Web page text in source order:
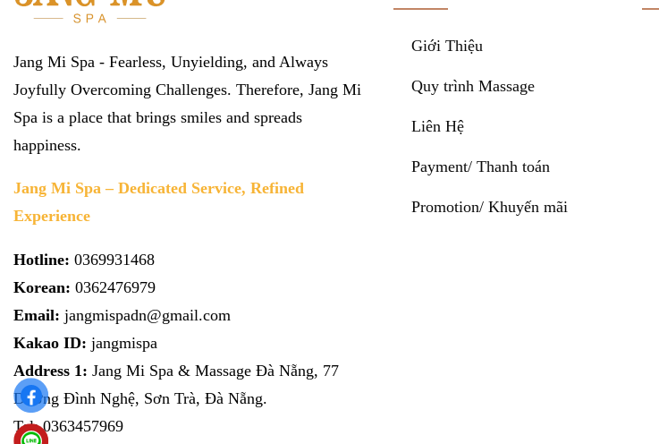
Jang Mi Spa - Fearless, Unyielding, and Always
Joyfully Overcoming Challenges. Therefore, Jang Mi
Spa is a place that brings smiles and spreads
happiness.
Jang Mi Spa – Dedicated Service, Refined
Experience
Hotline: 0369931468
Korean: 0362476979
Email: jangmispadn@gmail.com
Kakao ID: jangmispa
Address 1: Jang Mi Spa & Massage Đà Nẵng, 77
Dương Đình Nghệ, Sơn Trà, Đà Nẵng.
Tel:0363457969
Giới Thiệu
Quy trình Massage
Liên Hệ
Payment/ Thanh toán
Promotion/ Khuyến mãi